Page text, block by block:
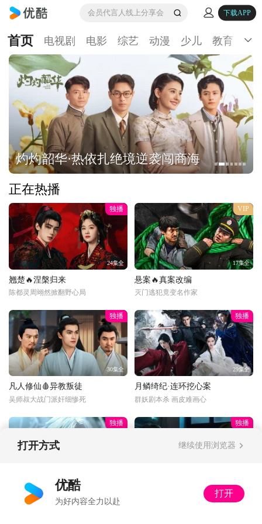
会员代言人线上分享会 下载APP
首页 电视剧 电影 综艺 动漫 少儿 教育 生
灼灼韶华·热依扎绝境逆袭闯商海
正在热播
独播
24集全
翘楚🔥涅槃归来
陈都灵周翊然掀翻野心局
VIP
17集全
悬案🔥真案改编
灭门逃犯竟变名作家
独播
30集全
凡人修仙🩸异教叛徒
吴师叔大战门派奸细惨死
独播
29集全
月鳞绮纪·连环挖心案
群妖剧本杀 画皮难画心
独播
光阴年番💥狂吸祖地
二牛上嘴啃神像脚趾
独播
以法之名🔍陷入死局
打开方式 继续使用浏览器
优酷
为好内容全力以赴
打开